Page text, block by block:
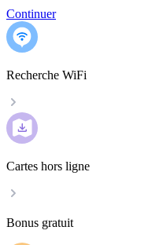
Continuer
Recherche WiFi
Cartes hors ligne
Bonus gratuit